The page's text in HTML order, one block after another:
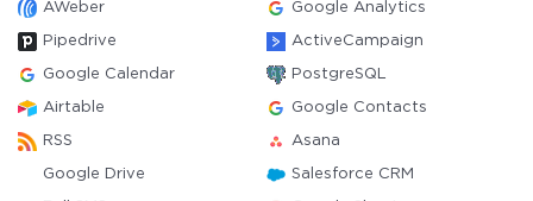
AWeber Google Analytics
Pipedrive ActiveCampaign
Google Calendar PostgreSQL
Airtable Google Contacts
RSS Asana
Google Drive Salesforce CRM